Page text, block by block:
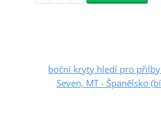
boční kryty hledí pro
Seven, MT - Španělsko